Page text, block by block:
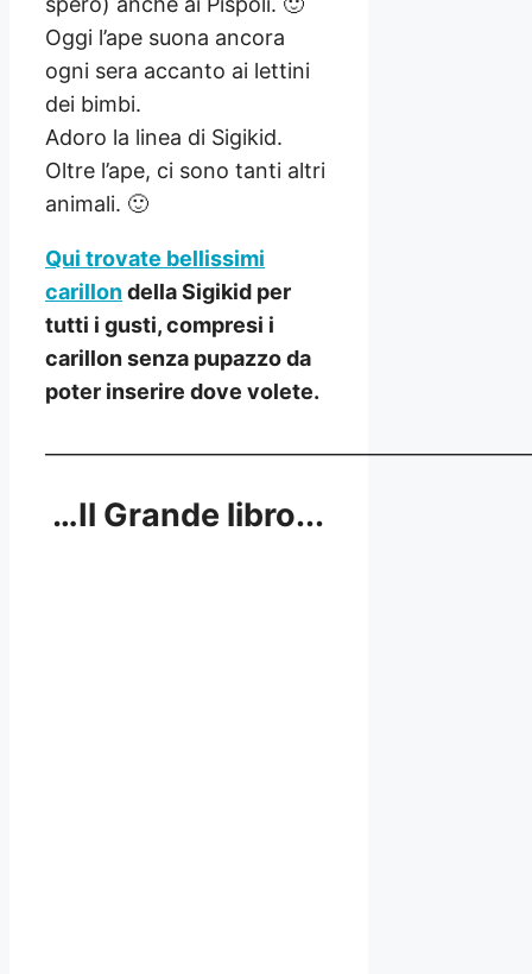
Oggi l’ape suona ancora
ogni sera accanto ai lettini
dei bimbi.
Adoro la linea di Sigikid.
Oltre l’ape, ci sono tanti altri
animali. 🙂
Qui trovate bellissimi
carillondella Sigikid per
tutti i gusti, compresi i
carillon senza pupazzo da
poter inserire dove volete.
…Il Grande libro...